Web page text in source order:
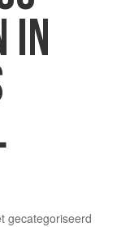
IN
gecategoriseerd